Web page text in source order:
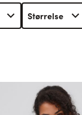
Størrelse